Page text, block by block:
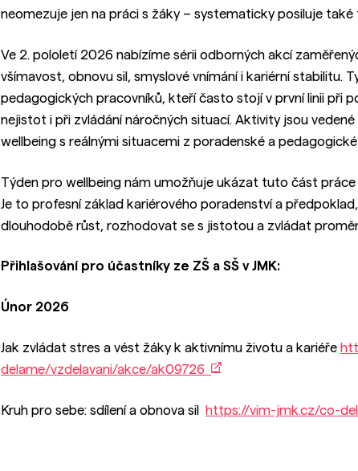
neomezuje jen na práci s žáky – systematicky posiluje
Ve 2. pololetí 2026 nabízíme sérii odborných akcí
všímavost, obnovu sil, smyslové vnímání i kariérní
pedagogických pracovníků, kteří často stojí v první linii při
nejistot i při zvládání náročných situací. Aktivity jsou
wellbeing s reálnými situacemi z poradenské a pedagogické
Týden pro wellbeing nám umožňuje ukázat tuto část práce
Je to profesní základ kariérového poradenství a
dlouhodobě růst, rozhodovat se s jistotou a zvládat
Přihlašování pro účastníky ze ZŠ a SŠ v JMK:
Únor 2026
Jak zvládat stres a vést žáky k aktivnímu životu a kariéře
delame/vzdelavani/akce/ak09726
Kruh pro sebe: sdílení a obnova sil https://vim-jmk.cz/co-